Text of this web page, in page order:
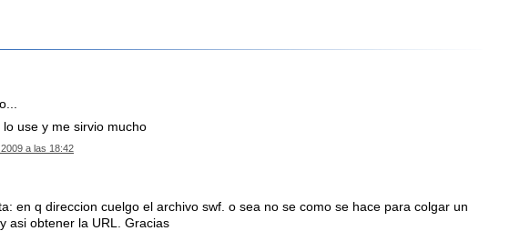
lo use y me sirvio mucho
a las 18:42
en q direccion cuelgo el archivo swf. o sea no se como se hace para colgar un
asi obtener la URL. Gracias